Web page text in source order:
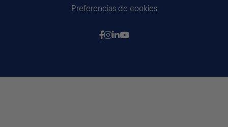
Preferencias de cookies
Síguenos en Facebook
Síganos en Instagram
Síguenos en LinkedIn
Síganos en Youtube